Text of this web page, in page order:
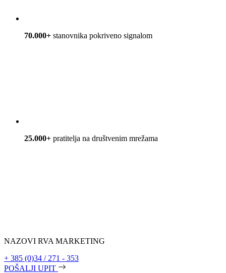
70.000+ stanovnika pokriveno signalom
25.000+ pratitelja na društvenim mrežama
NAZOVI RVA MARKETING
+ 385 (0)34 / 271 - 353
POŠALJI UPIT